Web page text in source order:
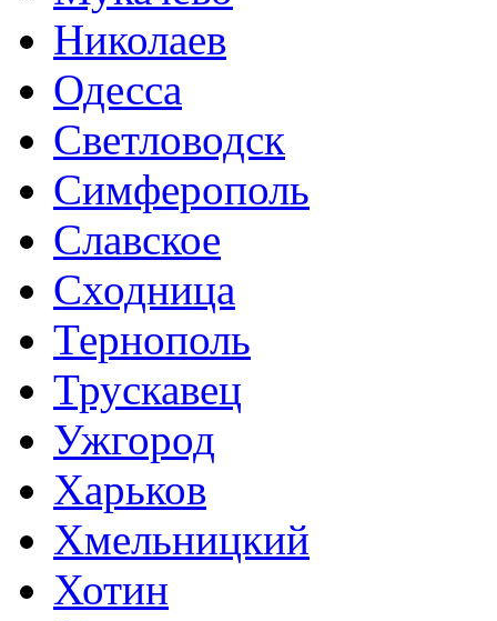
Николаев
Одесса
Светловодск
Симферополь
Славское
Сходница
Тернополь
Трускавец
Ужгород
Харьков
Хмельницкий
Хотин